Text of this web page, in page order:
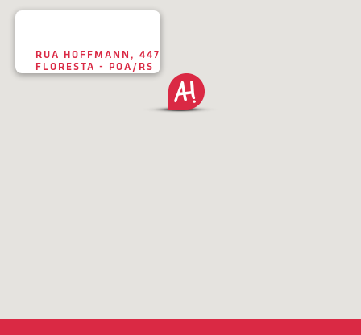
RUA HOFFMANN, 447
FLORESTA - POA/RS